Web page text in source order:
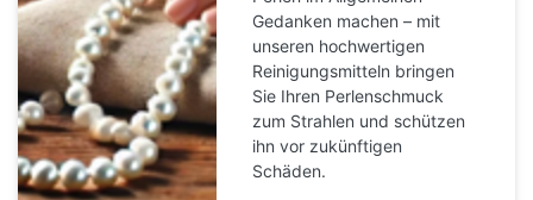
Gedanken machen – mit
unseren hochwertigen
Reinigungsmitteln bringen
Sie Ihren Perlenschmuck
zum Strahlen und schützen
ihn vor zukünftigen
Schäden.